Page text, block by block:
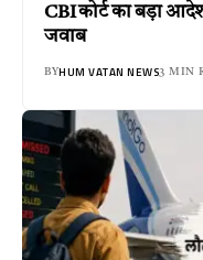
CBI कोर्ट का बड़ा
जवाब
BYHUM VATAN NEWS3 MIN